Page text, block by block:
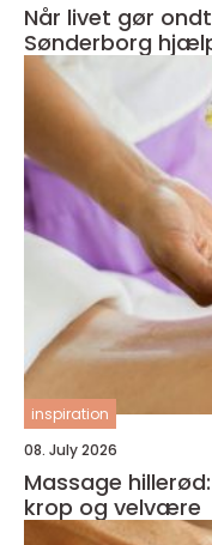
Når livet gør
Sønderborg
inspiration
08. July 2026
Massage
krop og velvære